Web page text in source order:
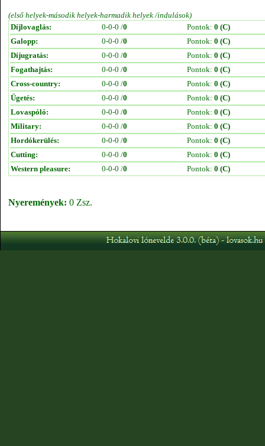
(első helyek-második helyek-harmadik helyek /indulások)
Díjlovaglás:
0-0-0 /0 Pontok: 0 (C)
Galopp:
0-0-0 /0 Pontok: 0 (C)
Díjugratás:
0-0-0 /0 Pontok: 0 (C)
Fogathajtás:
0-0-0 /0 Pontok: 0 (C)
Cross-country:
0-0-0 /0 Pontok: 0 (C)
Ügetés:
0-0-0 /0 Pontok: 0 (C)
Lovaspóló:
0-0-0 /0 Pontok: 0 (C)
Military:
0-0-0 /0 Pontok: 0 (C)
Hordókerülés:
0-0-0 /0 Pontok: 0 (C)
Cutting:
0-0-0 /0 Pontok: 0 (C)
Western pleasure:
0-0-0 /0 Pontok: 0 (C)
Nyeremények: 0 Zsz.